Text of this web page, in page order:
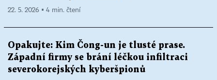
22. 5. 2026 ▪ 4 min. čtení
Opakujte: Kim Čong-un je tlusté prase.
Západní firmy se brání léčkou infiltraci
severokorejských kyberšpionů